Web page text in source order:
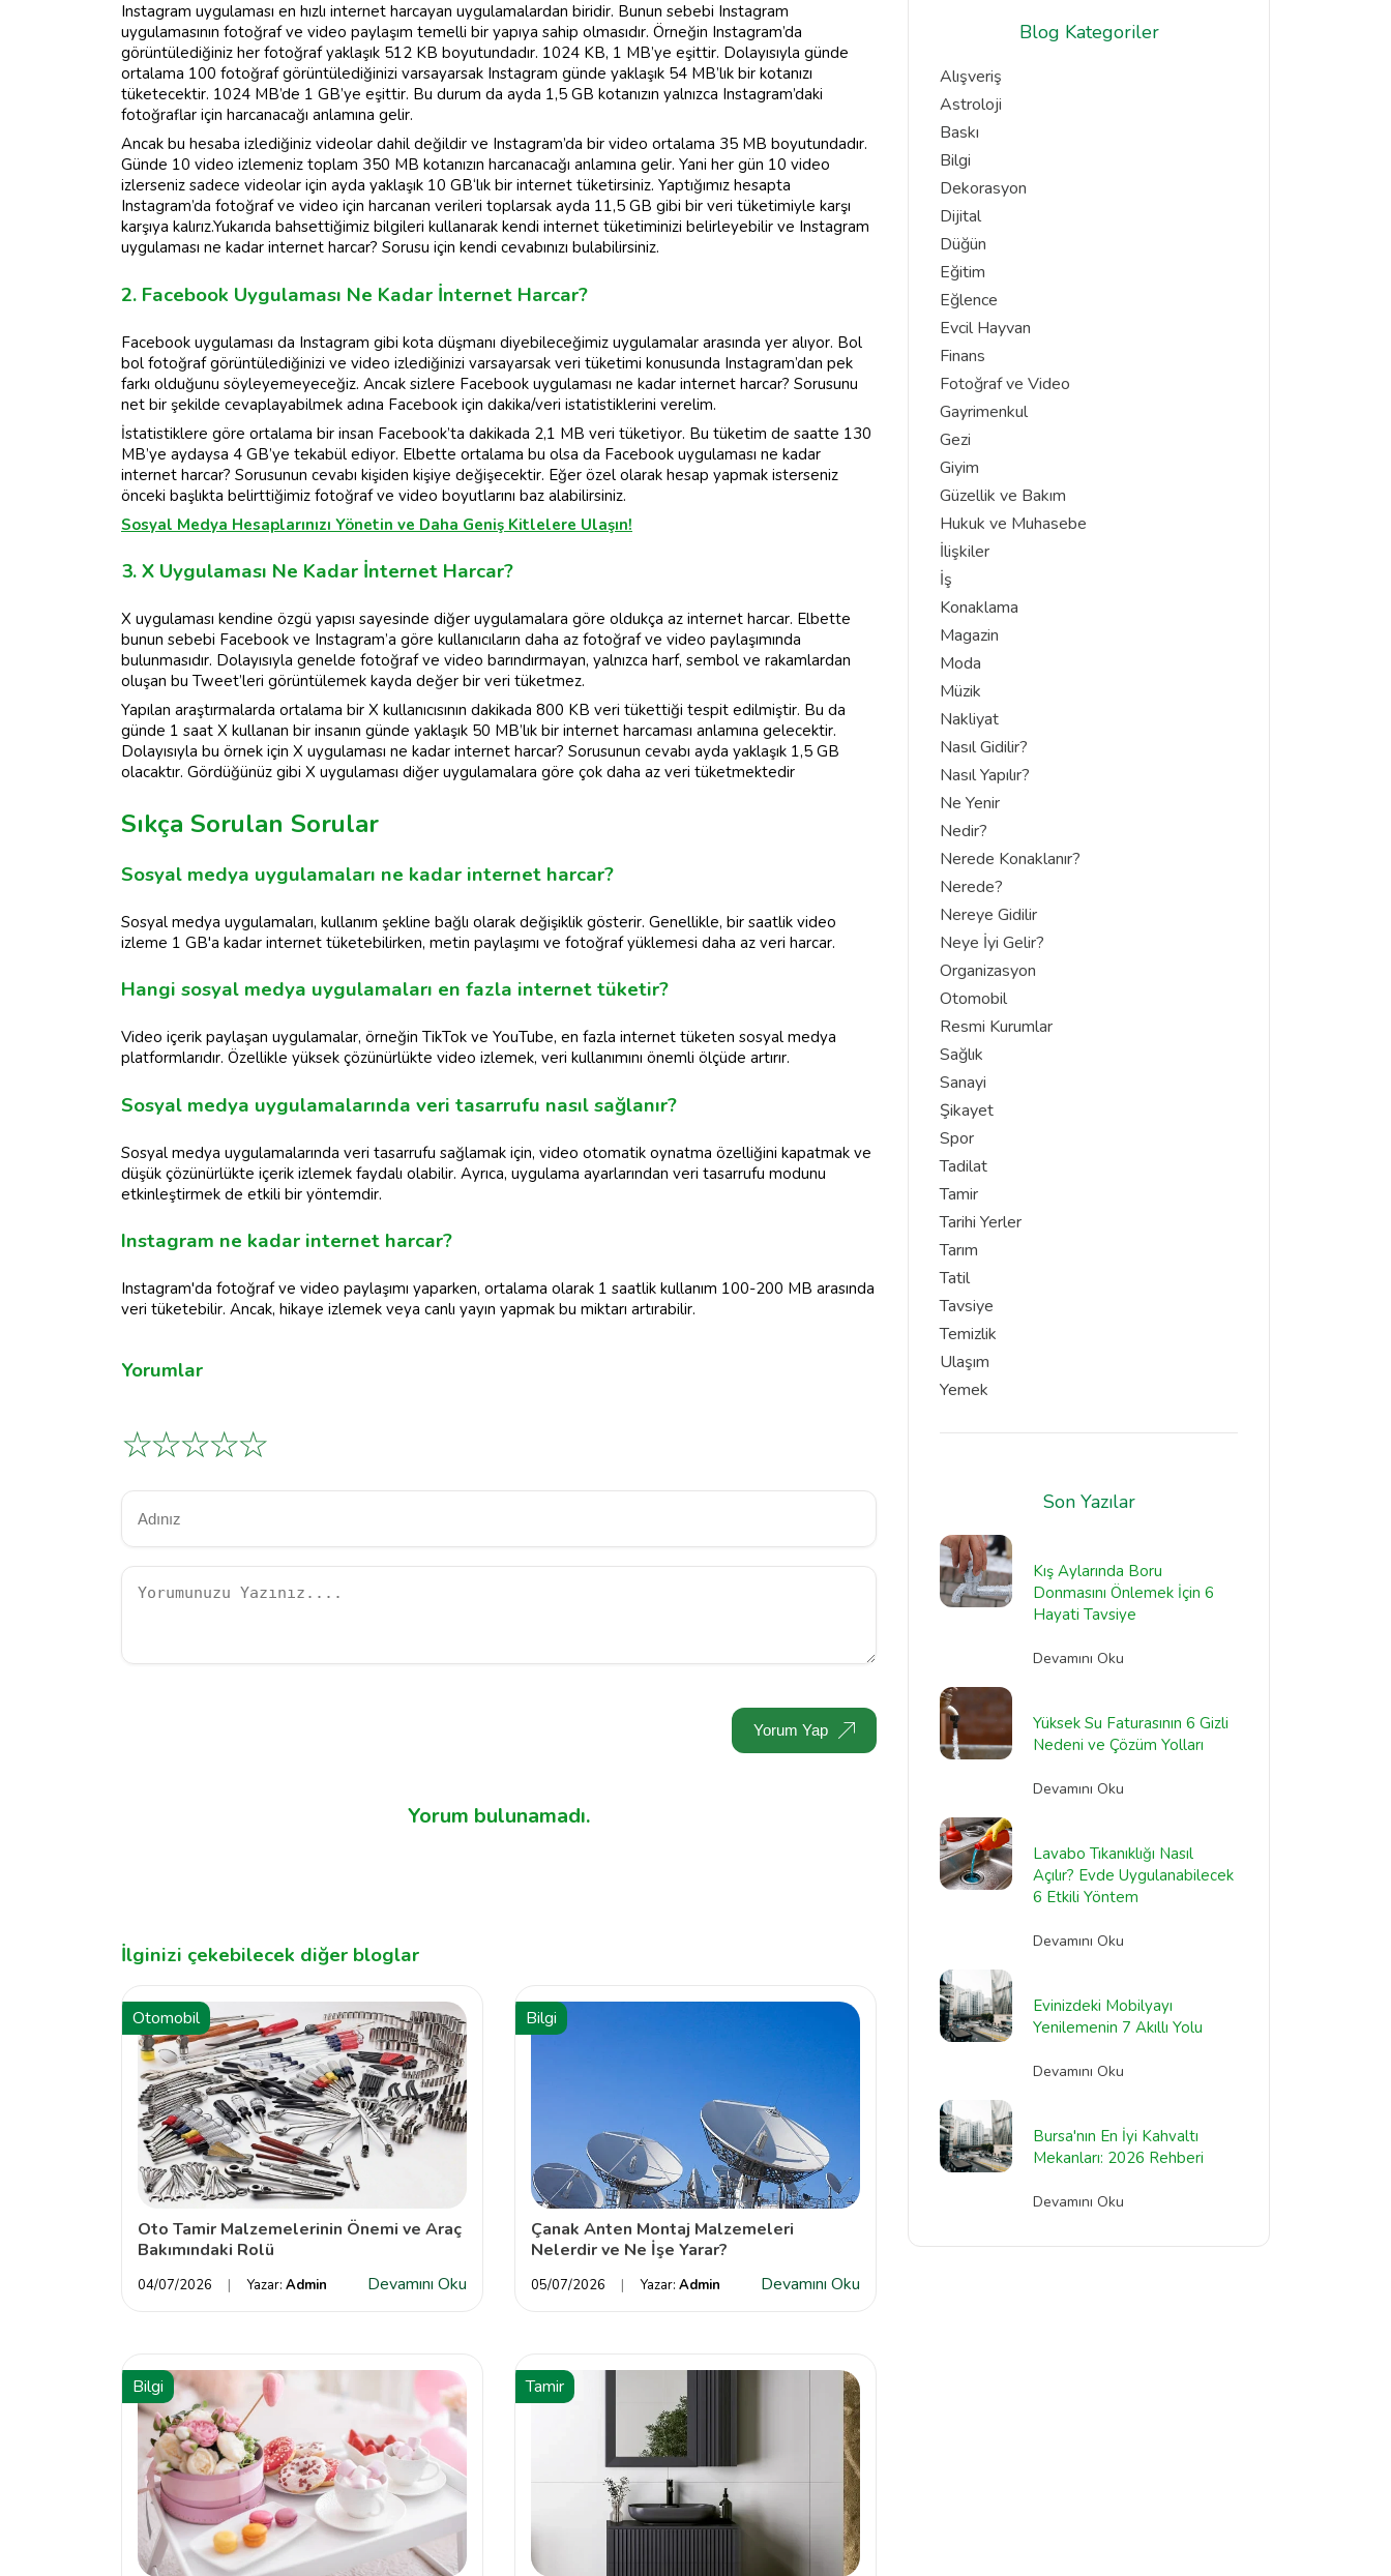
Instagram uygulaması en hızlı internet harcayan uygulamalardan biridir. Bunun sebebi Instagram
uygulamasının fotoğraf ve video paylaşım temelli bir yapıya sahip olmasıdır. Örneğin Instagram’da
görüntülediğiniz her fotoğraf yaklaşık 512 KB boyutundadır. 1024 KB, 1 MB’ye eşittir. Dolayısıyla günde
ortalama 100 fotoğraf görüntülediğinizi varsayarsak Instagram günde yaklaşık 54 MB’lık bir kotanızı
tüketecektir. 1024 MB’de 1 GB’ye eşittir. Bu durum da ayda 1,5 GB kotanızın yalnızca Instagram’daki
fotoğraflar için harcanacağı anlamına gelir.
Ancak bu hesaba izlediğiniz videolar dahil değildir ve Instagram’da bir video ortalama 35 MB boyutundadır.
Günde 10 video izlemeniz toplam 350 MB kotanızın harcanacağı anlamına gelir. Yani her gün 10 video
izlerseniz sadece videolar için ayda yaklaşık 10 GB‘lık bir internet tüketirsiniz. Yaptığımız hesapta
Instagram’da fotoğraf ve video için harcanan verileri toplarsak ayda 11,5 GB gibi bir veri tüketimiyle karşı
karşıya kalırız.Yukarıda bahsettiğimiz bilgileri kullanarak kendi internet tüketiminizi belirleyebilir ve Instagram
uygulaması ne kadar internet harcar? Sorusu için kendi cevabınızı bulabilirsiniz.
2. Facebook Uygulaması Ne Kadar İnternet Harcar?
Facebook uygulaması da Instagram gibi kota düşmanı diyebileceğimiz uygulamalar arasında yer alıyor. Bol
bol fotoğraf görüntülediğinizi ve video izlediğinizi varsayarsak veri tüketimi konusunda Instagram’dan pek
farkı olduğunu söyleyemeyeceğiz. Ancak sizlere Facebook uygulaması ne kadar internet harcar? Sorusunu
net bir şekilde cevaplayabilmek adına Facebook için dakika/veri istatistiklerini verelim.
İstatistiklere göre ortalama bir insan Facebook’ta dakikada 2,1 MB veri tüketiyor. Bu tüketim de saatte 130
MB’ye aydaysa 4 GB’ye tekabül ediyor. Elbette ortalama bu olsa da Facebook uygulaması ne kadar
internet harcar? Sorusunun cevabı kişiden kişiye değişecektir. Eğer özel olarak hesap yapmak isterseniz
önceki başlıkta belirttiğimiz fotoğraf ve video boyutlarını baz alabilirsiniz.
Sosyal Medya Hesaplarınızı Yönetin ve Daha Geniş Kitlelere Ulaşın!
3. X Uygulaması Ne Kadar İnternet Harcar?
X uygulaması kendine özgü yapısı sayesinde diğer uygulamalara göre oldukça az internet harcar. Elbette
bunun sebebi Facebook ve Instagram’a göre kullanıcıların daha az fotoğraf ve video paylaşımında
bulunmasıdır. Dolayısıyla genelde fotoğraf ve video barındırmayan, yalnızca harf, sembol ve rakamlardan
oluşan bu Tweet’leri görüntülemek kayda değer bir veri tüketmez.
Yapılan araştırmalarda ortalama bir X kullanıcısının dakikada 800 KB veri tükettiği tespit edilmiştir. Bu da
günde 1 saat X kullanan bir insanın günde yaklaşık 50 MB’lık bir internet harcaması anlamına gelecektir.
Dolayısıyla bu örnek için X uygulaması ne kadar internet harcar? Sorusunun cevabı ayda yaklaşık 1,5 GB
olacaktır. Gördüğünüz gibi X uygulaması diğer uygulamalara göre çok daha az veri tüketmektedir
Sıkça Sorulan Sorular
Sosyal medya uygulamaları ne kadar internet harcar?
Sosyal medya uygulamaları, kullanım şekline bağlı olarak değişiklik gösterir. Genellikle, bir saatlik video
izleme 1 GB'a kadar internet tüketebilirken, metin paylaşımı ve fotoğraf yüklemesi daha az veri harcar.
Hangi sosyal medya uygulamaları en fazla internet tüketir?
Video içerik paylaşan uygulamalar, örneğin TikTok ve YouTube, en fazla internet tüketen sosyal medya
platformlarıdır. Özellikle yüksek çözünürlükte video izlemek, veri kullanımını önemli ölçüde artırır.
Sosyal medya uygulamalarında veri tasarrufu nasıl sağlanır?
Sosyal medya uygulamalarında veri tasarrufu sağlamak için, video otomatik oynatma özelliğini kapatmak ve
düşük çözünürlükte içerik izlemek faydalı olabilir. Ayrıca, uygulama ayarlarından veri tasarrufu modunu
etkinleştirmek de etkili bir yöntemdir.
Instagram ne kadar internet harcar?
Instagram'da fotoğraf ve video paylaşımı yaparken, ortalama olarak 1 saatlik kullanım 100-200 MB arasında
veri tüketebilir. Ancak, hikaye izlemek veya canlı yayın yapmak bu miktarı artırabilir.
Yorumlar
☆
☆
☆
☆
☆
Yorum Yap
Yorum bulunamadı.
İlginizi çekebilecek diğer bloglar
Otomobil
Oto Tamir Malzemelerinin Önemi ve Araç
Bakımındaki Rolü
04/07/2026 Yazar: Admin Devamını Oku
Bilgi
Çanak Anten Montaj Malzemeleri
Nelerdir ve Ne İşe Yarar?
05/07/2026 Yazar: Admin Devamını Oku
Bilgi Tamir
Blog Kategoriler
Alışveriş
Astroloji
Baskı
Bilgi
Dekorasyon
Dijital
Düğün
Eğitim
Eğlence
Evcil Hayvan
Finans
Fotoğraf ve Video
Gayrimenkul
Gezi
Giyim
Güzellik ve Bakım
Hukuk ve Muhasebe
İlişkiler
İş
Konaklama
Magazin
Moda
Müzik
Nakliyat
Nasıl Gidilir?
Nasıl Yapılır?
Ne Yenir
Nedir?
Nerede Konaklanır?
Nerede?
Nereye Gidilir
Neye İyi Gelir?
Organizasyon
Otomobil
Resmi Kurumlar
Sağlık
Sanayi
Şikayet
Spor
Tadilat
Tamir
Tarihi Yerler
Tarım
Tatil
Tavsiye
Temizlik
Ulaşım
Yemek
Son Yazılar
Kış Aylarında Boru
Donmasını Önlemek İçin 6
Hayati Tavsiye
Devamını Oku
Yüksek Su Faturasının 6 Gizli
Nedeni ve Çözüm Yolları
Devamını Oku
Lavabo Tıkanıklığı Nasıl
Açılır? Evde Uygulanabilecek
6 Etkili Yöntem
Devamını Oku
Evinizdeki Mobilyayı
Yenilemenin 7 Akıllı Yolu
Devamını Oku
Bursa'nın En İyi Kahvaltı
Mekanları: 2026 Rehberi
Devamını Oku